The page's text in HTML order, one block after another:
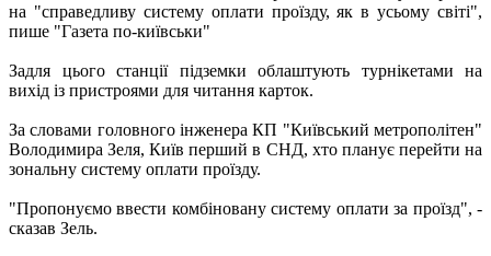
на "справедливу систему оплати проїзду, як в усьому світі",
пише "Газета по-київськи"
Задля цього станції підземки облаштують турнікетами на
вихід із пристроями для читання карток.
За словами головного інженера КП "Київський метрополітен"
Володимира Зеля, Київ перший в СНД, хто планує перейти на
зональну систему оплати проїзду.
"Пропонуємо ввести комбіновану систему оплати за проїзд", -
сказав Зель.